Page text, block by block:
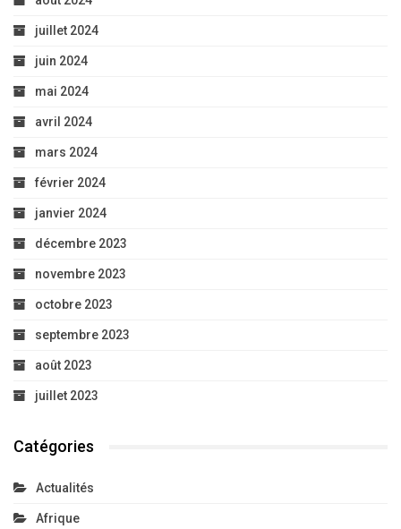
juillet 2024
juin 2024
mai 2024
avril 2024
mars 2024
février 2024
janvier 2024
décembre 2023
novembre 2023
octobre 2023
septembre 2023
août 2023
juillet 2023
Catégories
Actualités
Afrique